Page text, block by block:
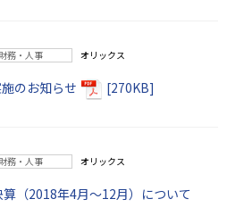
務・人事 オリックス
のお知らせ [270KB]
務・人事 オリックス
（2018年4月～12月）について